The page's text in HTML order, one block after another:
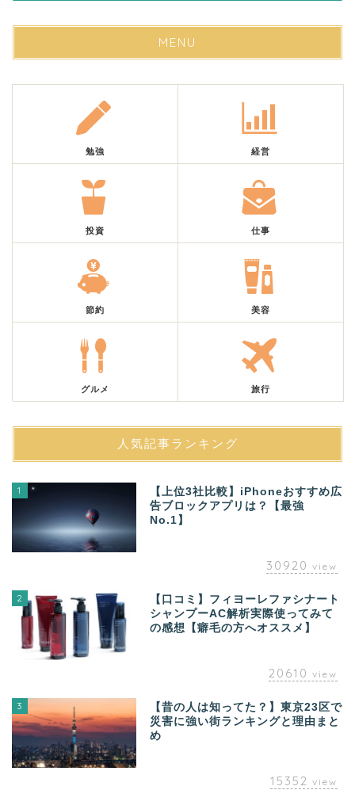
MENU
勉強 経営
投資 仕事
節約 美容
グルメ 旅行
人気記事ランキング
1
【上位3社比較】iPhoneおすすめ広
告ブロックアプリは？【最強
No.1】
30920 view
2
【口コミ】フィヨーレファシナート
シャンプーAC解析実際使ってみて
の感想【癖毛の方へオススメ】
20610 view
3
【昔の人は知ってた？】東京23区で
災害に強い街ランキングと理由まと
め
15352 view